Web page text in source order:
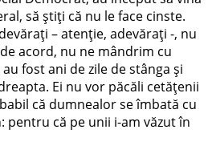
să știți că nu le face cinste.
– atenție, adevărați -, nu
acord, nu ne mândrim cu
fost ani de zile de stânga și
Ei nu vor păcăli cetățenii
că dumnealor se îmbată cu
pentru că pe unii i-am văzut în